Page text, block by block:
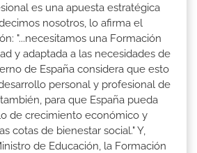
es una apuesta estratégica
nosotros, lo afirma el
"...necesitamos una Formación
y adaptada a las necesidades de
de España considera que esto
personal y profesional de
para que España pueda
de crecimiento económico y
cotas de bienestar social." Y,
de Educación, la Formación